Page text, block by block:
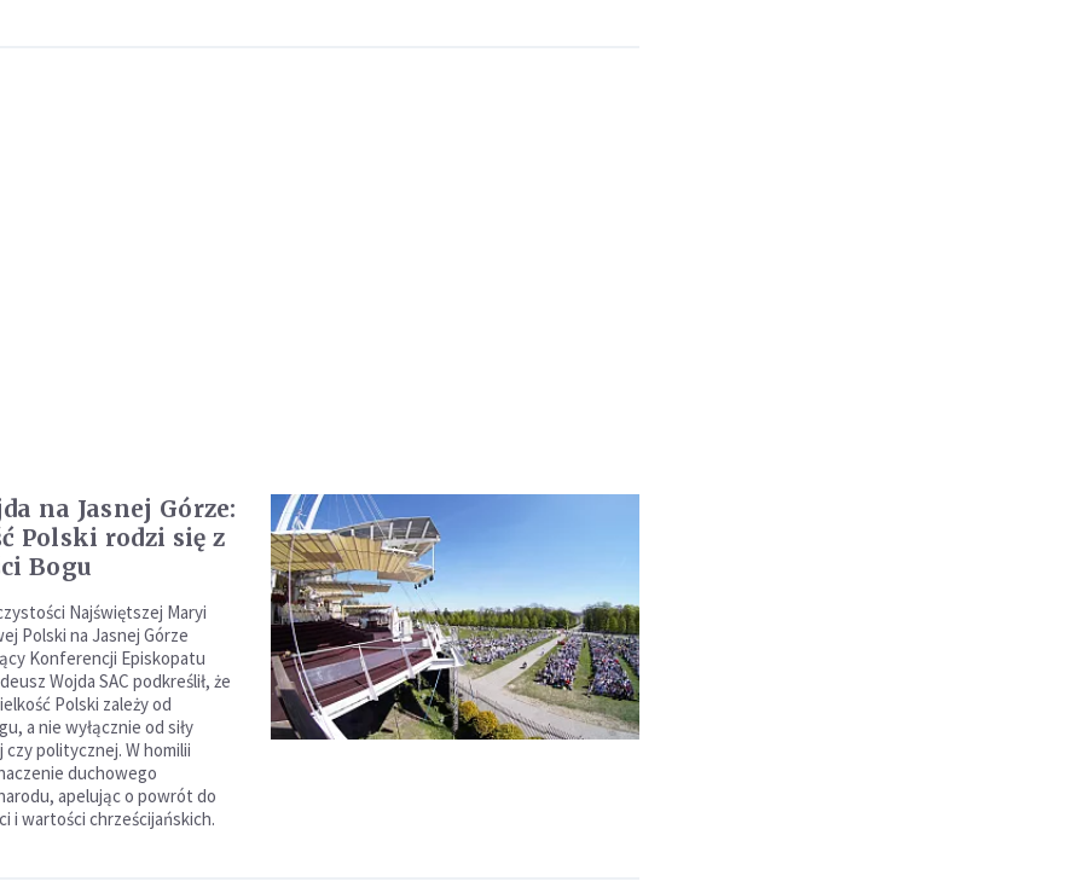
na Jasnej Górze:
Polski rodzi się z
Bogu
Najświętszej Maryi
Polski na Jasnej Górze
Konferencji Episkopatu
Wojda SAC podkreślił, że
Polski zależy od
a nie wyłącznie od siły
politycznej. W homilii
duchowego
apelując o powrót do
i wartości chrześcijańskich.